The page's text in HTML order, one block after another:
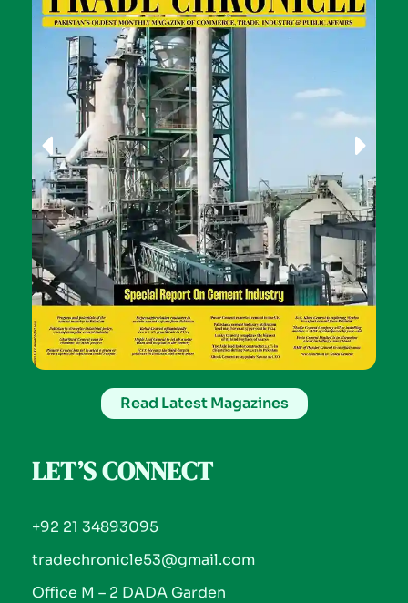
Read Latest Magazines
LET’S CONNECT
+92 21 34893095
tradechronicle53@gmail.com
Office M – 2 DADA Garden